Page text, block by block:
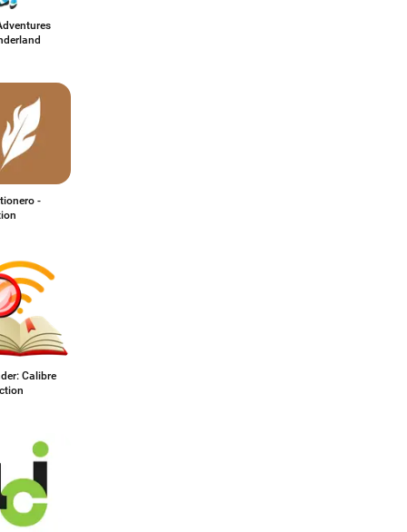
-
Calibre